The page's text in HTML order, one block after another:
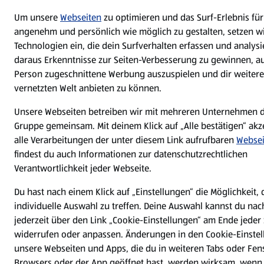
Um unsereWebseitenzu optimieren und das Surf-Erlebnis
angenehm und persönlich wie möglich zu gestalten, setzen
Technologien ein, die dein Surfverhalten erfassen und
daraus Erkenntnisse zur Seiten-Verbesserung zu gewinnen,
Person zugeschnittene Werbung auszuspielen und dir
vernetzten Welt anbieten zu können.
Unsere Webseiten betreiben wir mit mehreren Unternehmen
Gruppe gemeinsam. Mit deinem Klick auf „Alle bestätigen“
alle Verarbeitungen der unter diesem Link aufrufbaren
findest du auch Informationen zur datenschutzrechtlichen
Verantwortlichkeit jeder Webseite.
Du hast nach einem Klick auf „Einstellungen“ die Möglichkeit,
individuelle Auswahl zu treffen. Deine Auswahl kannst du
jederzeit über den Link „Cookie-Einstellungen“ am Ende jeder
widerrufen oder anpassen. Änderungen in den Cookie-
unsere Webseiten und Apps, die du in weiteren Tabs oder